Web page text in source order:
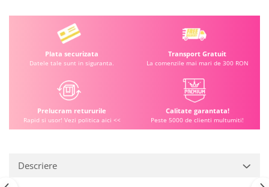
Plata securizata
Datele tale sunt in siguranta.
Transport Gratuit
La comenzile mai mari de 300 RON
Prelucram retururile
Rapid si usor! Vezi politica aici <<
Calitate garantata!
Peste 5000 de clienti multumiti!
Descriere